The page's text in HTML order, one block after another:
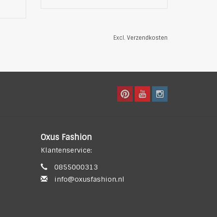
Excl. Verzendkosten
Oxus Fashion
Klantenservice:
0855000313
info@oxusfashion.nl